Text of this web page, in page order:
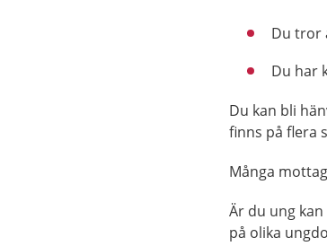
Du tror
Du har
Du kan bli
finns på flera
Många
Är du ung
på olika